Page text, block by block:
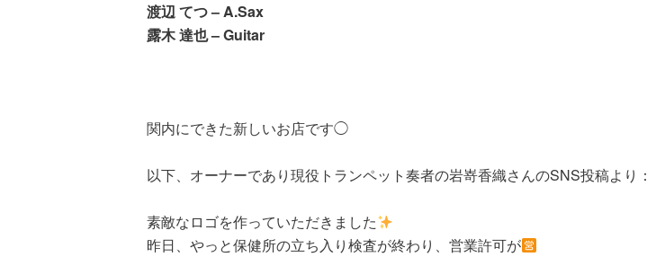
渡辺 てつ – A.Sax
露木 達也 – Guitar
関内にできた新しいお店です◯
以下、オーナーであり現役トランペット奏者の岩嵜香織さんのSNS投稿より：
素敵なロゴを作っていただきました
昨日、やっと保健所の立ち入り検査が終わり、営業許可が